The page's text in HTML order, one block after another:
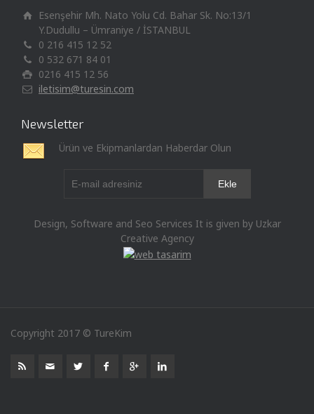
Esenşehir Mh. Nato Yolu Cd. Bahar Sk. No:13/1
Y.Dudullu – Ümraniye / İSTANBUL
0 216 415 12 52
0 532 671 84 01
0216 415 12 56
iletisim@turesin.com
Newsletter
Ürün ve Ekipmanlardan Haberdar Olun
Design, Software and Seo Services It is given by Uzkar
Creative Agency
Copyright 2017 © TureKim